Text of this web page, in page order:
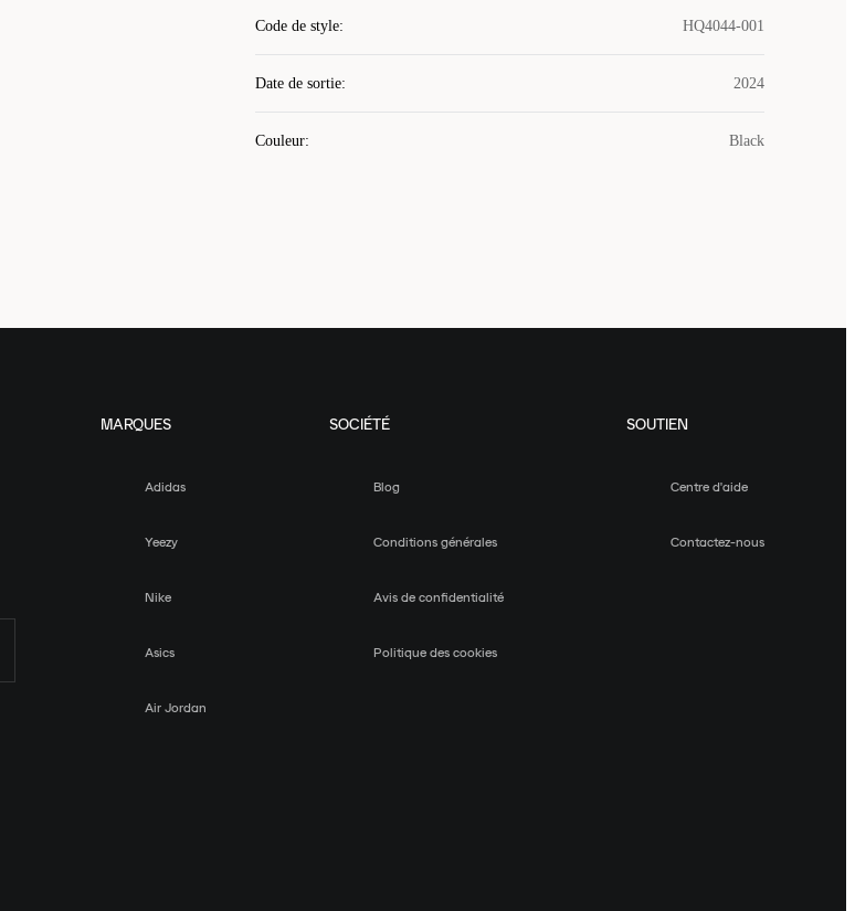
Code de style: HQ4044-001
Date de sortie: 2024
Couleur: Black
MARQUES
Adidas
Yeezy
Nike
Asics
Air Jordan
SOCIÉTÉ
Blog
Conditions générales
Avis de confidentialité
Politique des cookies
SOUTIEN
Centre d'aide
Contactez-nous